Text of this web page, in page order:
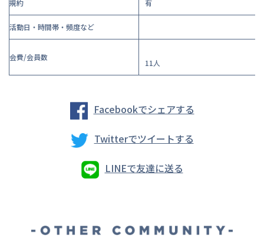
規約 有
活動日・時間帯・頻度など
会費/会員数
11人
Facebookでシェアする
Twitterでツイートする
LINEで友達に送る